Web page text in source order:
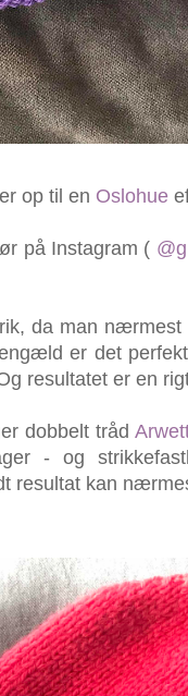
op til en Oslohue
på Instagram (
da man
er det
resultatet er en
dobbelt tråd
- og
resultat kan